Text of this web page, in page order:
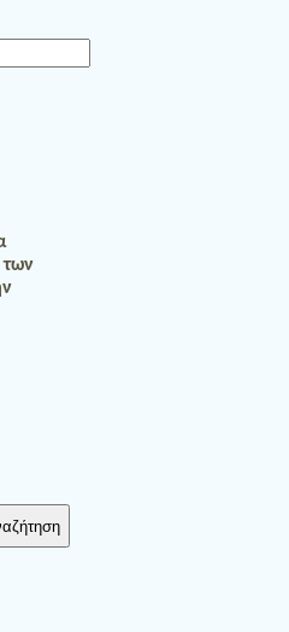
των